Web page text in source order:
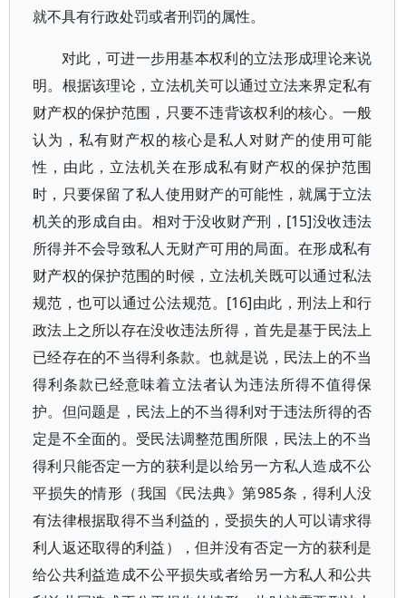
就不具有行政处罚或者刑罚的属性。
对此，可进一步用基本权利的立法形成理论来说
明。根据该理论，立法机关可以通过立法来界定私有
财产权的保护范围，只要不违背该权利的核心。一般
认为，私有财产权的核心是私人对财产的使用可能
性，由此，立法机关在形成私有财产权的保护范围
时，只要保留了私人使用财产的可能性，就属于立法
机关的形成自由。相对于没收财产刑，[15]没收违法
所得并不会导致私人无财产可用的局面。在形成私有
财产权的保护范围的时候，立法机关既可以通过私法
规范，也可以通过公法规范。[16]由此，刑法上和行
政法上之所以存在没收违法所得，首先是基于民法上
已经存在的不当得利条款。也就是说，民法上的不当
得利条款已经意味着立法者认为违法所得不值得保
护。但问题是，民法上的不当得利对于违法所得的否
定是不全面的。受民法调整范围所限，民法上的不当
得利只能否定一方的获利是以给另一方私人造成不公
平损失的情形（我国《民法典》第985条，得利人没
有法律根据取得不当利益的，受损失的人可以请求得
利人返还取得的利益），但并没有否定一方的获利是
给公共利益造成不公平损失或者给另一方私人和公共